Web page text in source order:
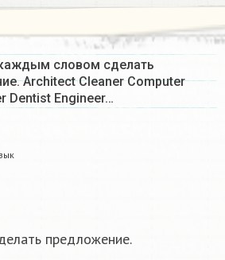
словом сделать
Architect Cleaner Computer
Dentist Engineer…
предложение.